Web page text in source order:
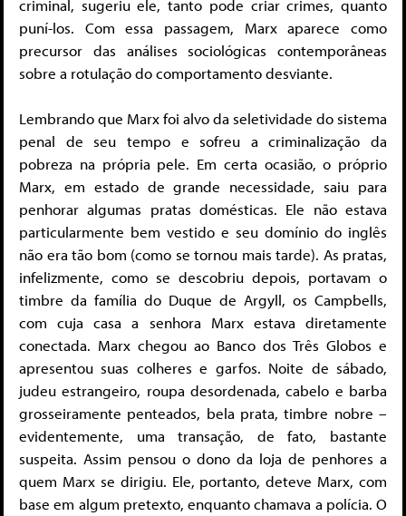
criminal, sugeriu ele, tanto pode criar crimes, quanto
puní-los. Com essa passagem, Marx aparece como
precursor das análises sociológicas contemporâneas
sobre a rotulação do comportamento desviante.
Lembrando que Marx foi alvo da seletividade do sistema
penal de seu tempo e sofreu a criminalização da
pobreza na própria pele. Em certa ocasião, o próprio
Marx, em estado de grande necessidade, saiu para
penhorar algumas pratas domésticas. Ele não estava
particularmente bem vestido e seu domínio do inglês
não era tão bom (como se tornou mais tarde). As pratas,
infelizmente, como se descobriu depois, portavam o
timbre da família do Duque de Argyll, os Campbells,
com cuja casa a senhora Marx estava diretamente
conectada. Marx chegou ao Banco dos Três Globos e
apresentou suas colheres e garfos. Noite de sábado,
judeu estrangeiro, roupa desordenada, cabelo e barba
grosseiramente penteados, bela prata, timbre nobre –
evidentemente, uma transação, de fato, bastante
suspeita. Assim pensou o dono da loja de penhores a
quem Marx se dirigiu. Ele, portanto, deteve Marx, com
base em algum pretexto, enquanto chamava a polícia. O